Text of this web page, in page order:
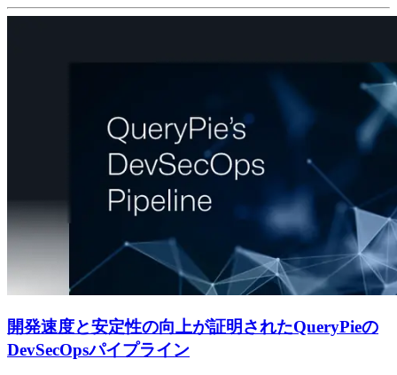
開発速度と安定性の向上が証明されたQueryPieの
DevSecOpsパイプライン